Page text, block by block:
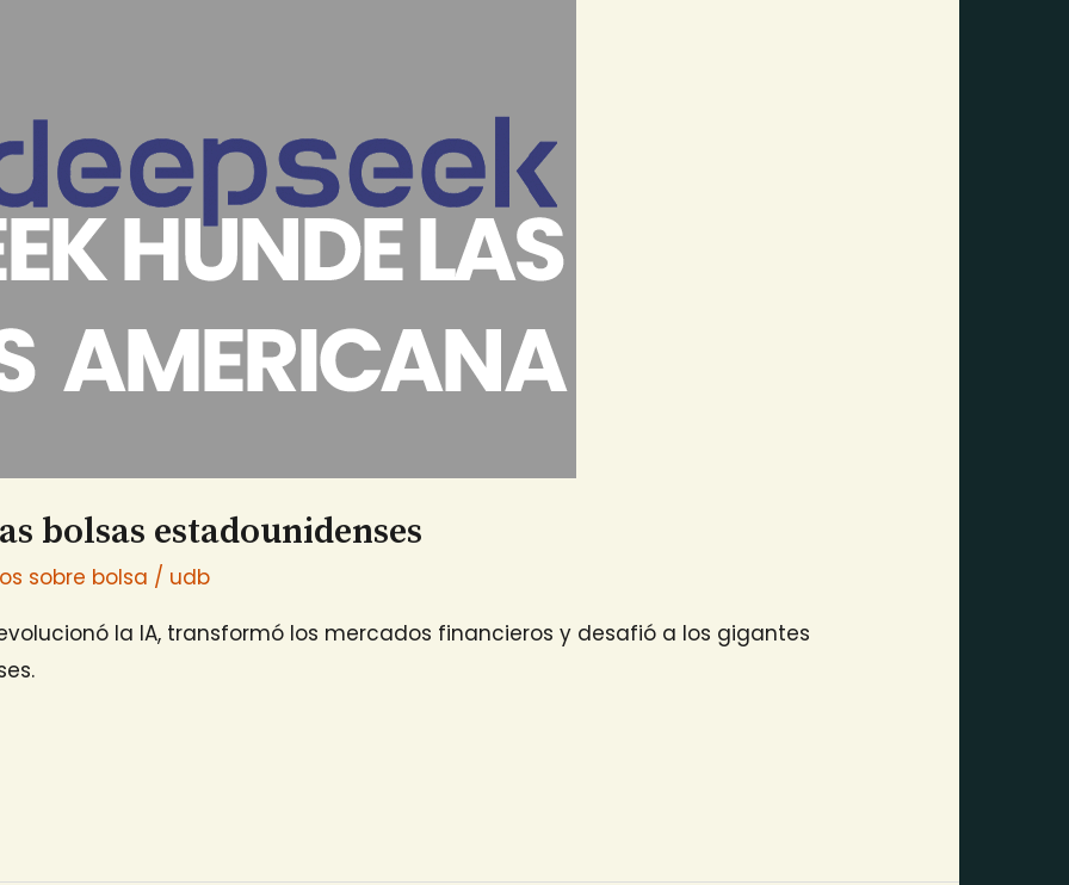
bolsas estadounidenses
sobre bolsa / udb
la IA, transformó los mercados financieros y desafió a los gigantes